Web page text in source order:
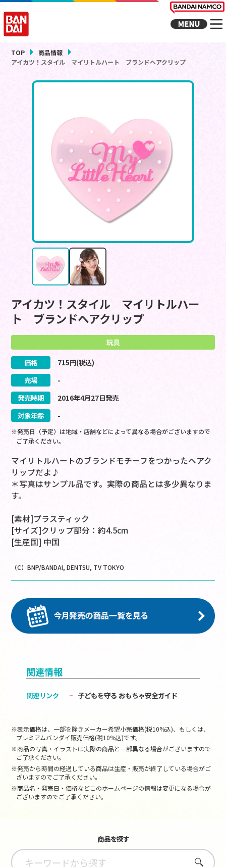
TOP
商品情報
アイカツ！スタイル マイリトルハート ブランドヘアクリップ
アイカツ！スタイル マイリトルハー
ト ブランドヘアクリップ
玩具
価格 715円(税込)
売場
-
発売時期
2016年4月27日発売
対象年齢
-
※発売日（予定）は地域・店舗などによって異なる場合がございますので
ご了承ください。
マイリトルハートのブランドモチーフをつかったヘアク
リップだよ♪
＊写真はサンプル品です。実際の商品とは多少異なりま
す。
[素材]プラスティック
[サイズ]クリップ部分：約4.5cm
[生産国] 中国
（C）BNP/BANDAI, DENTSU, TV TOKYO
関連情報
関連リンク 子どもを守る おもちゃ安全ガイド
※表示価格は、一部を除きメーカー希望小売価格(税10%込)、もしくは、
プレミアムバンダイ販売価格(税10%込)です。
※商品の写真・イラストは実際の商品と一部異なる場合がございますので
ご了承ください。
※発売から時間の経過している商品は生産・販売が終了している場合がご
ざいますのでご了承ください。
※商品名・発売日・価格などこのホームページの情報は変更になる場合が
ございますのでご了承ください。
商品を探す
さがす